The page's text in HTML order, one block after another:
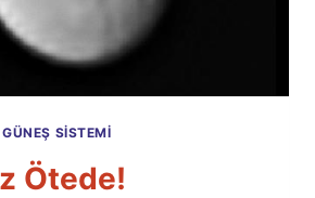
GÜNEŞ SISTEMI
Ötede!